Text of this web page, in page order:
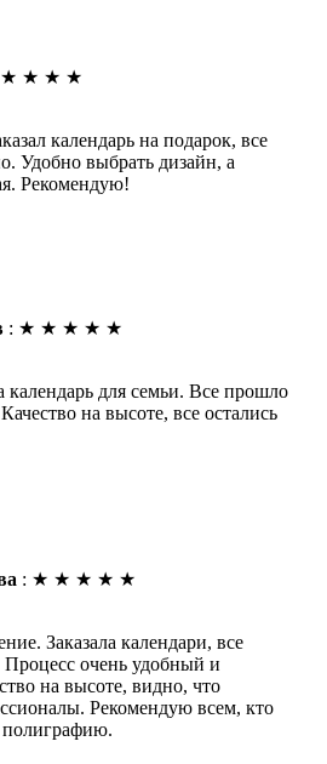
★ ★ ★ ★
календарь на подарок, все
Удобно выбрать дизайн, а
Рекомендую!
: ★ ★ ★ ★ ★
календарь для семьи. Все прошло
на высоте, все остались
: ★ ★ ★ ★ ★
Заказала календари, все
очень удобный и
на высоте, видно, что
Рекомендую всем, кто